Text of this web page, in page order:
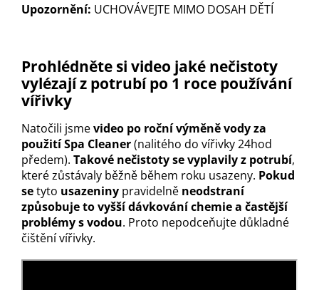
Upozornění: UCHOVÁVEJTE MIMO DOSAH DĚTÍ
Prohlédněte si video jaké nečistoty
vylézají z potrubí po 1 roce používání
vířivky
Natočili jsmevideo po roční výměně vody za
použití Spa Cleaner(nalitého do vířivky 24hod
předem). Takové nečistoty se vyplavily z potrubí,
které zůstávaly běžně během roku usazeny. Pokud
setyto usazeniny pravidelně neodstraní
způsobuje to vyšší dávkování chemie a častější
problémy s vodou. Proto nepodceňujte důkladné
čištění vířivky.